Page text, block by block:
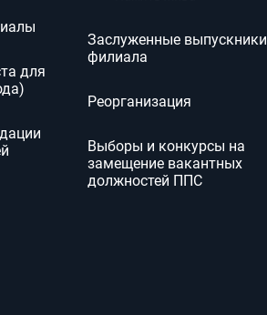
для
Заслуженные выпускники
филиала
Реорганизация
Выборы и конкурсы на
замещение вакантных
должностей ППС